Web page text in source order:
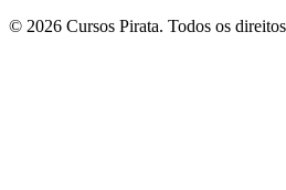
© 2026 Cursos Pirata. Todos os